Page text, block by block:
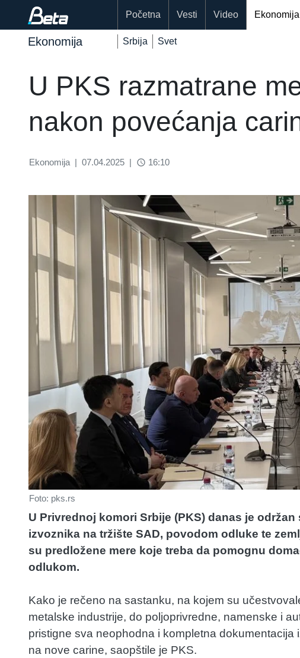
Početna Vesti Video Ekonomija
Ekonomija Srbija Svet
U PKS razmatrane
nakon povećanja
Ekonomija | 07.04.2025 | access_time 16:10
Foto: pks.rs
U Privrednoj komori Srbije (PKS) danas je
izvoznika na tržište SAD, povodom odluke te
su predložene mere koje treba da pomognu
odlukom.
Kako je rečeno na sastanku, na kojem su
metalske industrije, do poljoprivredne, namenske i
pristigne sva neophodna i kompletna
na nove carine, saopštile je PKS.